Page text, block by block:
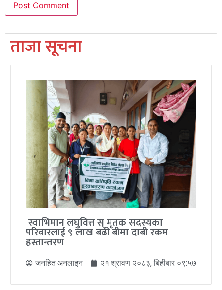
ताजा सूचना
स्वाभिमान लघुवित्त स् मृतक सदस्यका
परिवारलाई ९ लाख बढी बीमा दाबी रकम
हस्तान्तरण
जनहित अनलाइन २१ श्रावण २०८३, बिहीबार ०९:५७